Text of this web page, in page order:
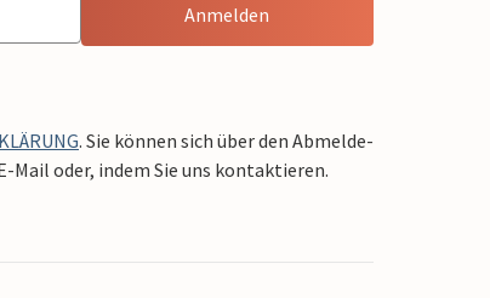
Anmelden
. Sie können sich über den Abmelde-
Mail oder, indem Sie uns kontaktieren.